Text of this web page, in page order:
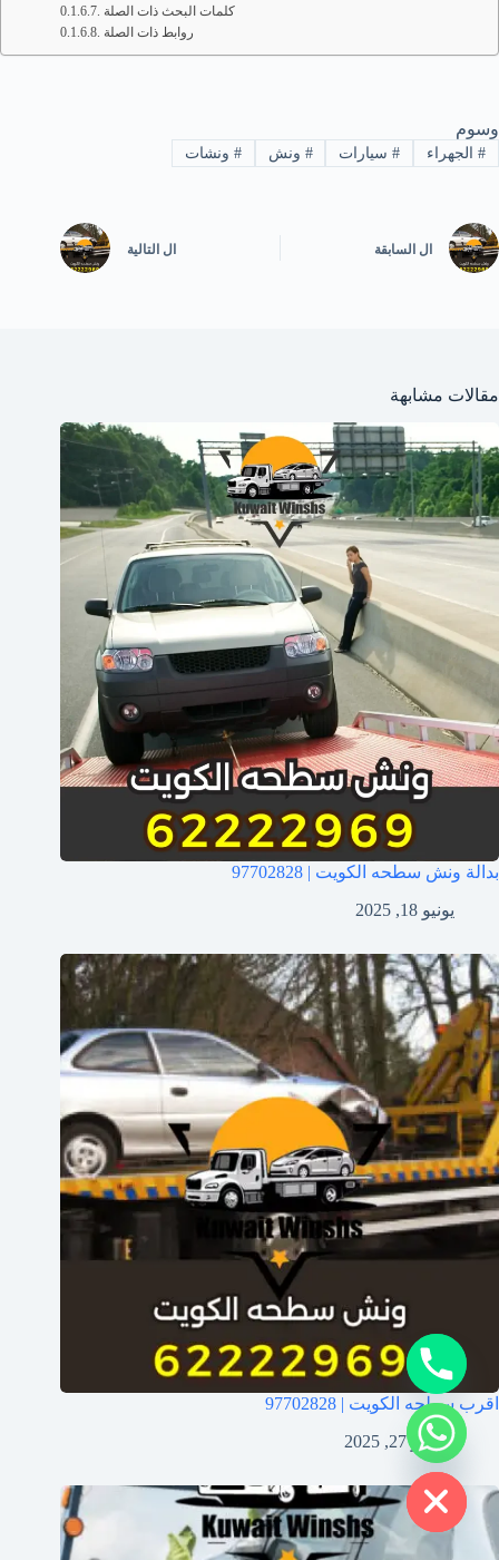
كلمات البحث ذات الصلة
روابط ذات الصلة
وسوم
#الجهراء #سيارات # ونش # ونشات
ال السابقة ال التالية
مقالات مشابهة
بدالة ونش سطحه الكويت | 97702828
يونيو 18, 2025
اقرب سطحه الكويت | 97702828
فبراير 27, 2025
H
i
d
e
c
a